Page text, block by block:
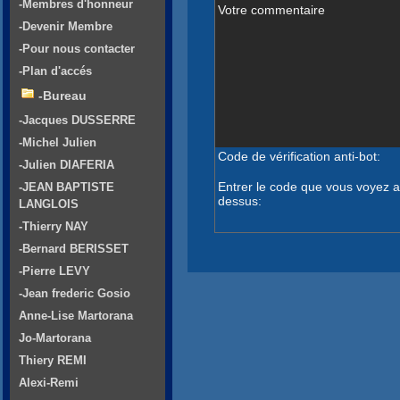
Votre commentaire
Code de vérification anti-bot:
Entrer le code que vous voyez
dessus:
-Membres d'honneur
-Devenir Membre
-Pour nous contacter
-Plan d'accés
-Bureau
-Jacques DUSSERRE
-Michel Julien
-Julien DIAFERIA
-JEAN BAPTISTE
LANGLOIS
-Thierry NAY
-Bernard BERISSET
-Pierre LEVY
-Jean frederic Gosio
Anne-Lise Martorana
Jo-Martorana
Thiery REMI
Alexi-Remi